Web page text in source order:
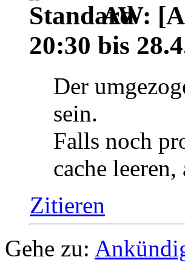
AW:
20:30 bis
Der
sein.
Falls noch
cache leeren,
Zitieren
Gehe zu: